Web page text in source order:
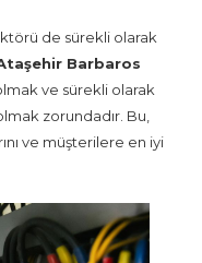
de sürekli olarak
Barbaros
ve sürekli olarak
zorundadır. Bu,
ve müşterilere en iyi